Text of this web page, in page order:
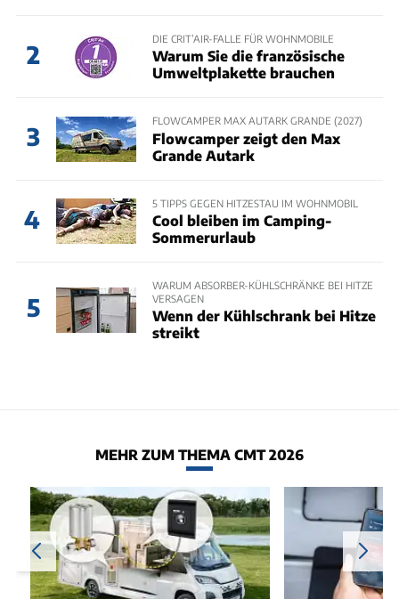
2
DIE CRIT’AIR-FALLE FÜR WOHNMOBILE
Warum Sie die französische
Umweltplakette brauchen
3
FLOWCAMPER MAX AUTARK GRANDE (2027)
Flowcamper zeigt den Max
Grande Autark
4
5 TIPPS GEGEN HITZESTAU IM WOHNMOBIL
Cool bleiben im Camping-
Sommerurlaub
5
WARUM ABSORBER-KÜHLSCHRÄNKE BEI HITZE
VERSAGEN
Wenn der Kühlschrank bei Hitze
streikt
MEHR ZUM THEMA CMT 2026